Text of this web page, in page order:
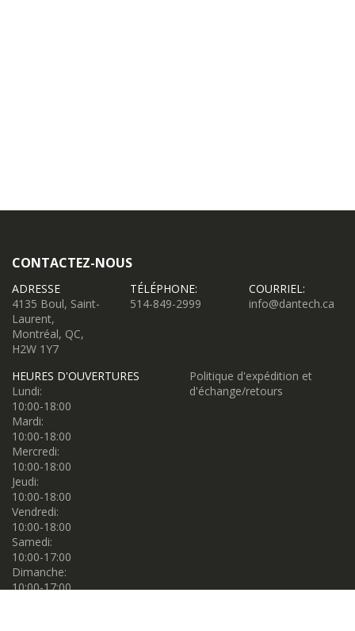
CONTACTEZ-NOUS
ADRESSE
4135 Boul, Saint-
Laurent,
Montréal, QC,
H2W 1Y7
TÉLÉPHONE:
514-849-2999
COURRIEL:
info@dantech.ca
HEURES D'OUVERTURES
Lundi:
10:00-18:00
Mardi:
10:00-18:00
Mercredi:
10:00-18:00
Jeudi:
10:00-18:00
Vendredi:
10:00-18:00
Samedi:
10:00-17:00
Dimanche:
10:00-17:00
Politique d'expédition et
d'échange/retours